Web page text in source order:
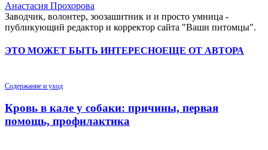
Анастасия Прохорова
Заводчик, волонтер, зоозашитник и и просто умница -
публикующий редактор и корректор сайта "Ваши питомцы".
ЭТО МОЖЕТ БЫТЬ ИНТЕРЕСНОЕЩЕ ОТ АВТОРА
Содержание и уход
Кровь в кале у собаки: причины, первая
помощь, профилактика